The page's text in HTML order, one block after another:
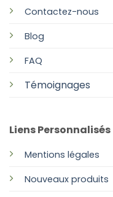
Contactez-nous
Blog
FAQ
Témoignages
Liens Personnalisés
Mentions légales
Nouveaux produits